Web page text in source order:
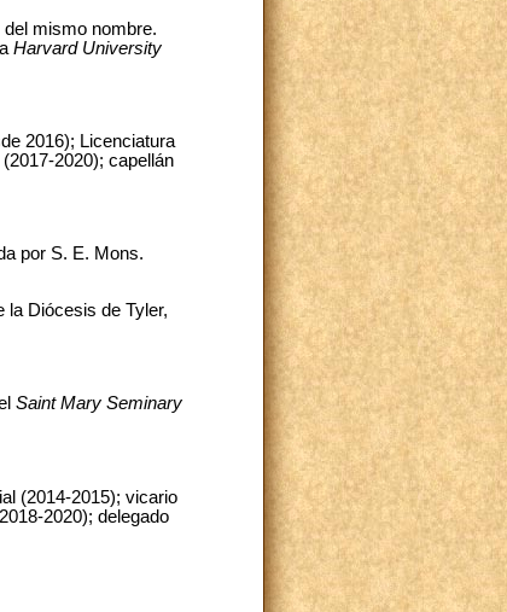
mismo nombre.
Harvard University
2016); Licenciatura
2020); capellán
por S. E. Mons.
la Diócesis de Tyler,
Saint Mary Seminary
(2014-2015); vicario
2020); delegado